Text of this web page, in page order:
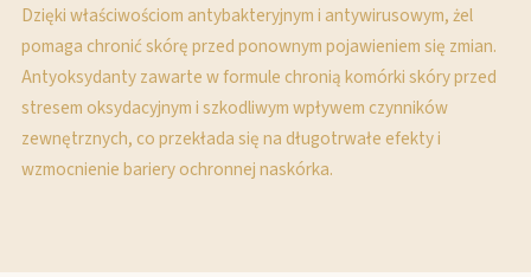
Dzięki właściwościom antybakteryjnym i antywirusowym, żel
pomaga chronić skórę przed ponownym pojawieniem się zmian.
Antyoksydanty zawarte w formule chronią komórki skóry przed
stresem oksydacyjnym i szkodliwym wpływem czynników
zewnętrznych, co przekłada się na długotrwałe efekty i
wzmocnienie bariery ochronnej naskórka.